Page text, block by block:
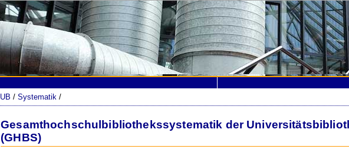
UB /Systematik /
Gesamthochschulbibliothekssystematik der
(GHBS)